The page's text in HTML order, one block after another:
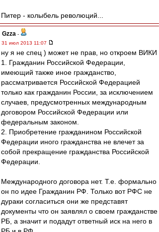
Питер - колыбель революций...
Gzza -
31 июл 2013 11:07
ну я не спец ) может не прав, но откроем ВИКИ
1. Гражданин Российской Федерации,
имеющий также иное гражданство,
рассматривается Российской Федерацией
только как гражданин России, за исключением
случаев, предусмотренных международным
договором Российской Федерации или
федеральным законом.
2. Приобретение гражданином Российской
Федерации иного гражданства не влечет за
собой прекращение гражданства Российской
Федерации.
Международного договора нет. Т.е. формально
он по идее Гражданин РФ. Только вот РФС не
дураки согласиться они же представят
документы что он заявлял о своем гражданстве
РБ, а значит и подадут ответный иск на него в